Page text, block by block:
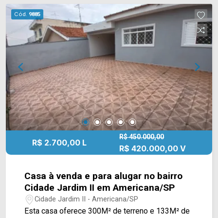
Rafael Vitta, contém fácil acesso a Av.
Bandeirantes e Av. da Saudade. Esta região conta
com bancos, restaurante e diversos outros
comércios. Entre em contato com a equipe da
Arbix Imóveis e agende a sua visita!! WhatsApp
e Telefone: (19) 3475-4546 ARBIX IMÓVEIS -
Presente em cada mudança!
Cód. 9885
R$ 2.700,00 L
R$ 450.000,00
R$ 420.000,00 V
Casa à venda e para alugar no bairro
Cidade Jardim II em Americana/SP
Cidade Jardim II - Americana/SP
Esta casa oferece 300M² de terreno e 133M² de